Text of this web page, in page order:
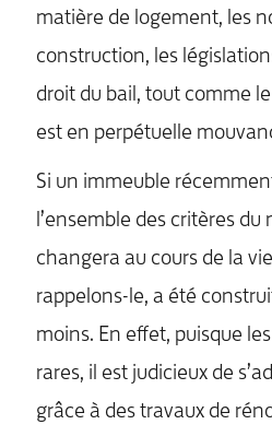
matière de logement, les
construction, les
droit du bail, tout comme
est en perpétuelle
Si un immeuble
l’ensemble des critères
changera au cours de la
rappelons-le, a été
moins. En effet, puisque
rares, il est judicieux de
grâce à des travaux de